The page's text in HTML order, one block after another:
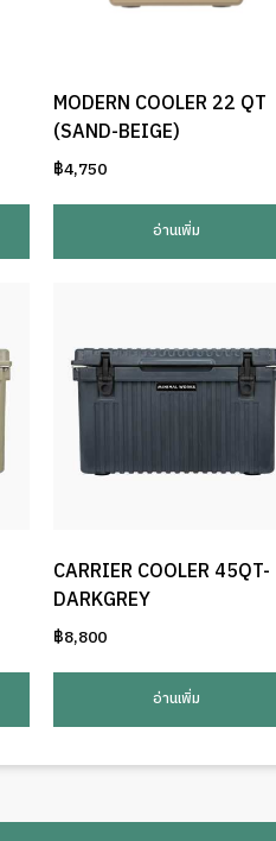
MODERN COOLER 22 QT
(SAND-BEIGE)
฿4,750
อ่านเพิ่ม
CARRIER COOLER 45QT-
DARKGREY
฿8,800
อ่านเพิ่ม